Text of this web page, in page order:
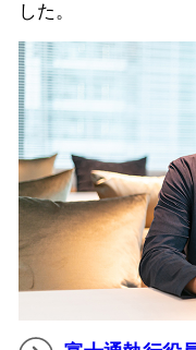
した。